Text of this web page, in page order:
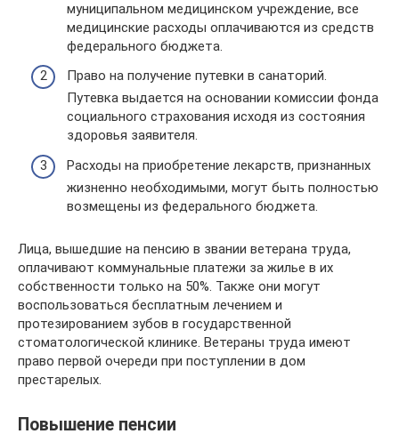
муниципальном медицинском учреждение, все
медицинские расходы оплачиваются из средств
федерального бюджета.
Право на получение путевки в санаторий.
Путевка выдается на основании комиссии фонда
социального страхования исходя из состояния
здоровья заявителя.
Расходы на приобретение лекарств, признанных
жизненно необходимыми, могут быть полностью
возмещены из федерального бюджета.
Лица, вышедшие на пенсию в звании ветерана труда,
оплачивают коммунальные платежи за жилье в их
собственности только на 50%. Также они могут
воспользоваться бесплатным лечением и
протезированием зубов в государственной
стоматологической клинике. Ветераны труда имеют
право первой очереди при поступлении в дом
престарелых.
Повышение пенсии